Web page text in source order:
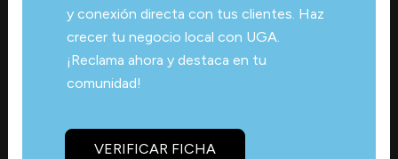
y conexión directa con tus clientes. Haz
crecer tu negocio local con UGA.
¡Reclama ahora y destaca en tu
comunidad!
VERIFICAR FICHA